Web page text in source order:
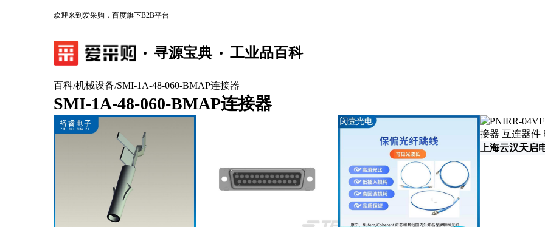
欢迎来到爱采购，百度旗下B2B平台
寻源宝典 工业品百科
百科/机械设备/SMI-1A-48-060-BMAP连接器
SMI-1A-48-060-BMAP连接器
上海云汉天启